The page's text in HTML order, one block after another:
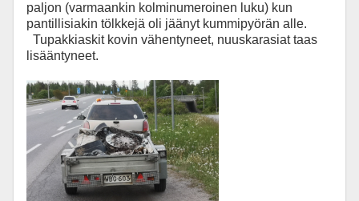
paljon (varmaankin kolminumeroinen luku) kun
pantillisiakin tölkkejä oli jäänyt kummipyörän alle.
Tupakkiaskit kovin vähentyneet, nuuskarasiat taas
lisääntyneet.